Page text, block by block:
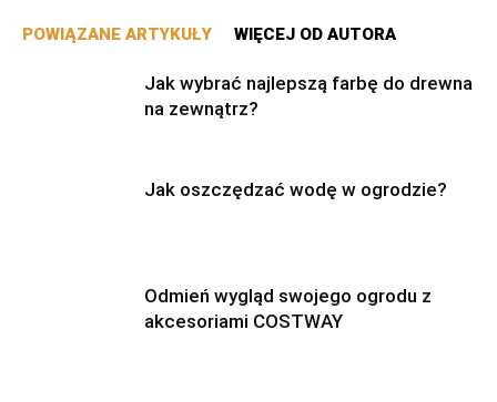
POWIĄZANE ARTYKUŁY WIĘCEJ OD AUTORA
Jak wybrać najlepszą farbę do drewna
na zewnątrz?
Jak oszczędzać wodę w ogrodzie?
Odmień wygląd swojego ogrodu z
akcesoriami COSTWAY